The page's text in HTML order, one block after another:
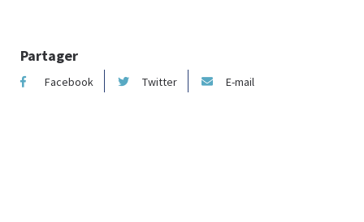
Partager
Facebook Twitter E-mail